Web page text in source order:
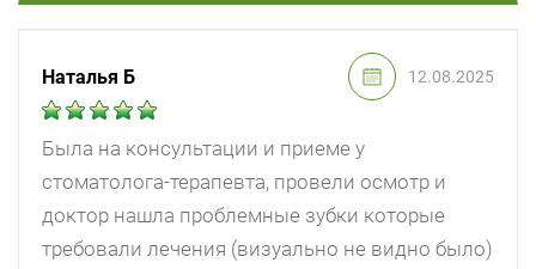
Наталья Б 12.08.2025
Была на консультации и приеме у
стоматолога-терапевта, провели осмотр и
доктор нашла проблемные зубки которые
требовали лечения (визуально не видно было)